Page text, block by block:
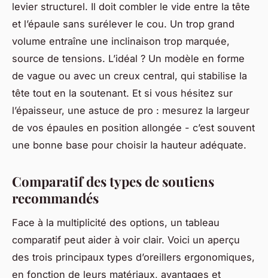
levier structurel. Il doit combler le vide entre la tête
et l’épaule sans surélever le cou. Un trop grand
volume entraîne une inclinaison trop marquée,
source de tensions. L’idéal ? Un modèle en forme
de vague ou avec un creux central, qui stabilise la
tête tout en la soutenant. Et si vous hésitez sur
l’épaisseur, une astuce de pro : mesurez la largeur
de vos épaules en position allongée - c’est souvent
une bonne base pour choisir la hauteur adéquate.
Comparatif des types de soutiens
recommandés
Face à la multiplicité des options, un tableau
comparatif peut aider à voir clair. Voici un aperçu
des trois principaux types d’oreillers ergonomiques,
en fonction de leurs matériaux, avantages et